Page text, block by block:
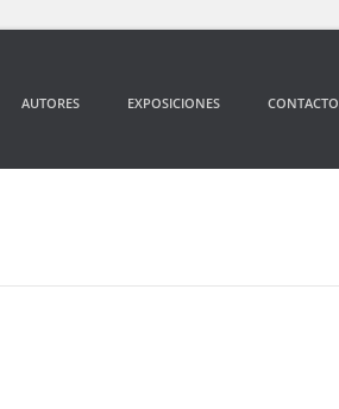
AUTORES EXPOSICIONES CONTACTO